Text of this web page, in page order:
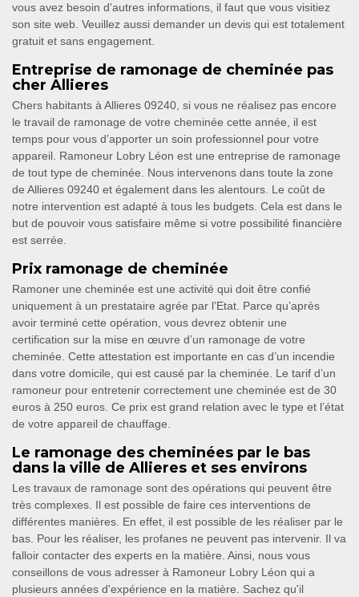
vous avez besoin d'autres informations, il faut que vous visitiez
son site web. Veuillez aussi demander un devis qui est totalement
gratuit et sans engagement.
Entreprise de ramonage de cheminée pas
cher Allieres
Chers habitants à Allieres 09240, si vous ne réalisez pas encore
le travail de ramonage de votre cheminée cette année, il est
temps pour vous d’apporter un soin professionnel pour votre
appareil. Ramoneur Lobry Léon est une entreprise de ramonage
de tout type de cheminée. Nous intervenons dans toute la zone
de Allieres 09240 et également dans les alentours. Le coût de
notre intervention est adapté à tous les budgets. Cela est dans le
but de pouvoir vous satisfaire même si votre possibilité financière
est serrée.
Prix ramonage de cheminée
Ramoner une cheminée est une activité qui doit être confié
uniquement à un prestataire agrée par l’Etat. Parce qu’après
avoir terminé cette opération, vous devrez obtenir une
certification sur la mise en œuvre d’un ramonage de votre
cheminée. Cette attestation est importante en cas d’un incendie
dans votre domicile, qui est causé par la cheminée. Le tarif d’un
ramoneur pour entretenir correctement une cheminée est de 30
euros à 250 euros. Ce prix est grand relation avec le type et l’état
de votre appareil de chauffage.
Le ramonage des cheminées par le bas
dans la ville de Allieres et ses environs
Les travaux de ramonage sont des opérations qui peuvent être
très complexes. Il est possible de faire ces interventions de
différentes manières. En effet, il est possible de les réaliser par le
bas. Pour les réaliser, les profanes ne peuvent pas intervenir. Il va
falloir contacter des experts en la matière. Ainsi, nous vous
conseillons de vous adresser à Ramoneur Lobry Léon qui a
plusieurs années d'expérience en la matière. Sachez qu'il